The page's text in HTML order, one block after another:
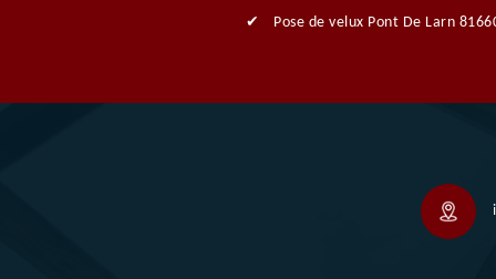
Pose de velux Pont De Larn